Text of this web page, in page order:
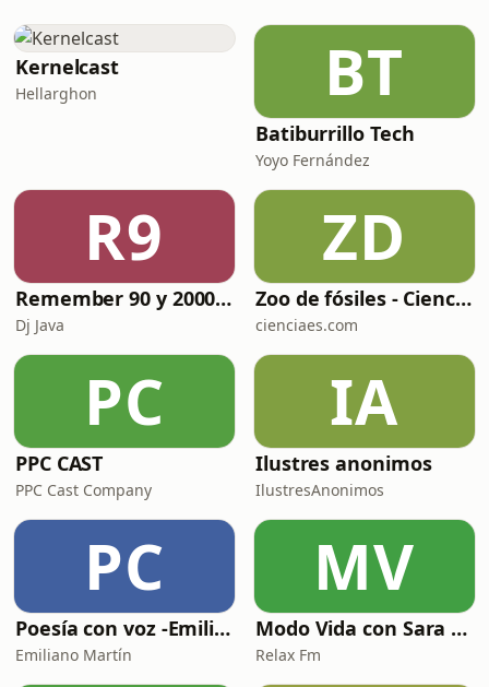
mueve los
seguidores y una campaña construida
sobre impulsos, frases virales y un
ego tan grande como su mito.Pero un
vídeo secreto, una esposa al límite,
una periodista con pruebas
Kernelcast
Hellarghon BT
Batiburrillo Tech
Yoyo Fernández
R9
Remember 90 y 2000 en PLAY WITH ME by Dj Java
Dj Java
ZD
Zoo de fósiles - Cienciaes.com
cienciaes.com
PC
PPC CAST
PPC Cast Company
IA
Ilustres anonimos
IlustresAnonimos
PC
Poesía con voz -Emiliano Martín- Podcasts
Emiliano Martín
MV
Modo Vida con Sara Manzaneque
Relax Fm